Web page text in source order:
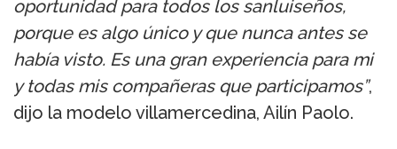
oportunidad para todos los sanluiseños,
porque es algo único y que nunca antes se
había visto. Es una gran experiencia para mi
y todas mis compañeras que participamos”,
dijo la modelo villamercedina, Ailín Paolo.